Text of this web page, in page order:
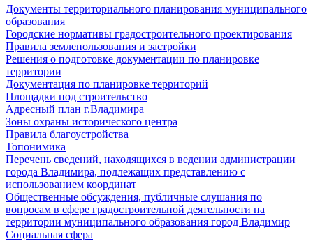
Документы территориального планирования муниципального
образования
Городские нормативы градостроительного проектирования
Правила землепользования и застройки
Решения о подготовке документации по планировке
территории
Документация по планировке территорий
Площадки под строительство
Адресный план г.Владимира
Зоны охраны исторического центра
Правила благоустройства
Топонимика
Перечень сведений, находящихся в ведении администрации
города Владимира, подлежащих представлению с
использованием координат
Общественные обсуждения, публичные слушания по
вопросам в сфере градостроительной деятельности на
территории муниципального образования город Владимир
Социальная сфера